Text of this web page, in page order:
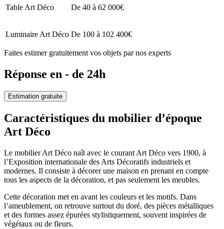
Table Art Déco De 40 à 62 000€
Luminaire Art Déco De 100 à 102 400€
Faites estimer gratuitement vos objets par nos experts
Réponse en - de 24h
Estimation gratuite
Caractéristiques du mobilier d’époque
Art Déco
Le mobilier Art Déco naît avec le courant Art Déco vers 1900, à
l’Exposition internationale des Arts Décoratifs industriels et
modernes. Il consiste à décorer une maison en prenant en compte
tous les aspects de la décoration, et pas seulement les meubles.
Cette décoration met en avant les couleurs et les motifs. Dans
l’ameublement, on retrouve surtout du doré, des pièces métalliques
et des formes assez épurées stylistiquement, souvent inspirées de
végétaux ou de fleurs.